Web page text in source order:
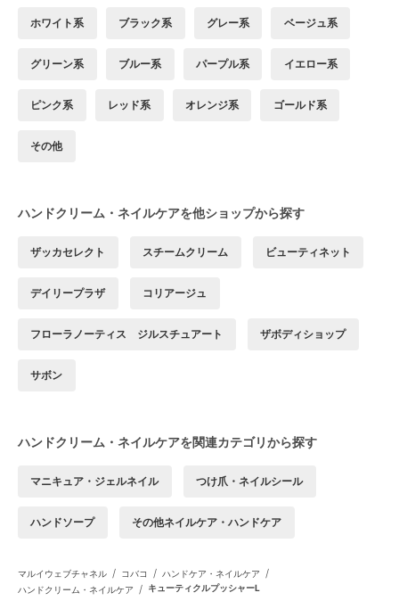
ホワイト系 ブラック系 グレー系 ベージュ系
グリーン系 ブルー系 パープル系 イエロー系
ピンク系 レッド系 オレンジ系 ゴールド系
その他
ハンドクリーム・ネイルケアを他ショップから探す
ザッカセレクト スチームクリーム ビューティネット
デイリープラザ コリアージュ
フローラノーティス ジルスチュアート ザボディショップ
サボン
ハンドクリーム・ネイルケアを関連カテゴリから探す
マニキュア・ジェルネイル つけ爪・ネイルシール
ハンドソープ その他ネイルケア・ハンドケア
マルイウェブチャネル / コバコ / ハンドケア・ネイルケア /
ハンドクリーム・ネイルケア / キューティクルプッシャーL